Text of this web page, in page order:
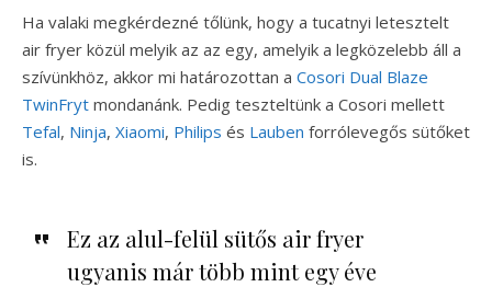
Ha valaki megkérdezné tőlünk, hogy a tucatnyi letesztelt
air fryer közül melyik az az egy, amelyik a legközelebb áll a
szívünkhöz, akkor mi határozottan a Cosori Dual Blaze
TwinFryt mondanánk. Pedig teszteltünk a Cosori mellett
Tefal, Ninja, Xiaomi, Philips és Lauben forrólevegős sütőket
is.
Ez az alul-felül sütős air fryer
ugyanis már több mint egy éve